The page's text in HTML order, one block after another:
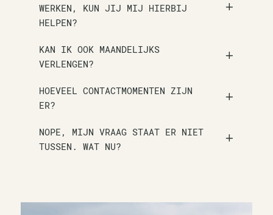
WERKEN, KUN JIJ MIJ HIERBIJ
HELPEN?
KAN IK OOK MAANDELIJKS
VERLENGEN?
HOEVEEL CONTACTMOMENTEN ZIJN
ER?
NOPE, MIJN VRAAG STAAT ER NIET
TUSSEN. WAT NU?